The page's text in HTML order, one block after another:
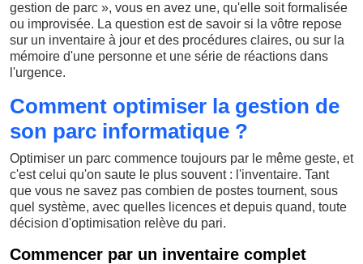
gestion de parc », vous en avez une, qu'elle soit formalisée
ou improvisée. La question est de savoir si la vôtre repose
sur un inventaire à jour et des procédures claires, ou sur la
mémoire d'une personne et une série de réactions dans
l'urgence.
Comment optimiser la gestion de
son parc informatique ?
Optimiser un parc commence toujours par le même geste, et
c'est celui qu'on saute le plus souvent : l'inventaire. Tant
que vous ne savez pas combien de postes tournent, sous
quel système, avec quelles licences et depuis quand, toute
décision d'optimisation relève du pari.
Commencer par un inventaire complet